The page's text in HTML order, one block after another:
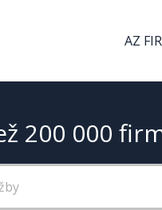
AZ
200 000